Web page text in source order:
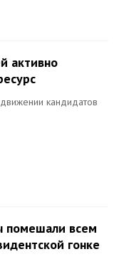
активно
кандидатов
помешали всем
гонке